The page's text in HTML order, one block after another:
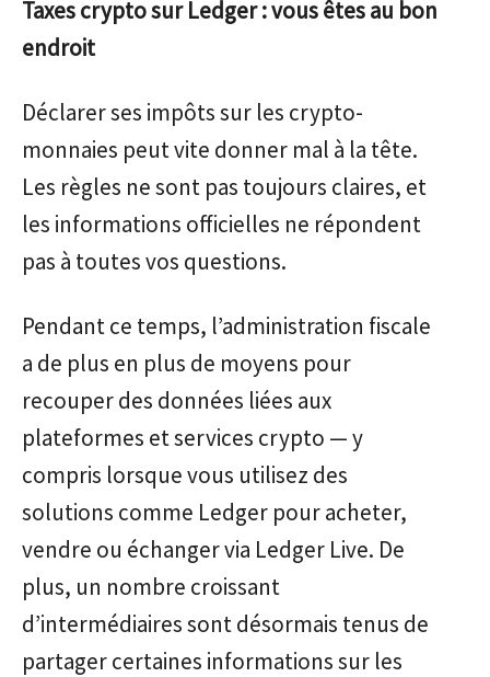
Taxes crypto sur Ledger : vous êtes au bon
endroit
Déclarer ses impôts sur les crypto-
monnaies peut vite donner mal à la tête.
Les règles ne sont pas toujours claires, et
les informations officielles ne répondent
pas à toutes vos questions.
Pendant ce temps, l’administration fiscale
a de plus en plus de moyens pour
recouper des données liées aux
plateformes et services crypto — y
compris lorsque vous utilisez des
solutions comme Ledger pour acheter,
vendre ou échanger via Ledger Live. De
plus, un nombre croissant
d’intermédiaires sont désormais tenus de
partager certaines informations sur les